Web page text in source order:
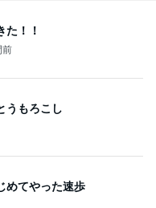
た！！
前
うもろこし
めてやった速歩